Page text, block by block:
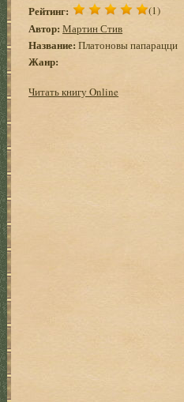
Рейтинг: (1)
Автор: Мартин Стив
Название: Платоновы папарацци
Жанр:
Читать книгу Online